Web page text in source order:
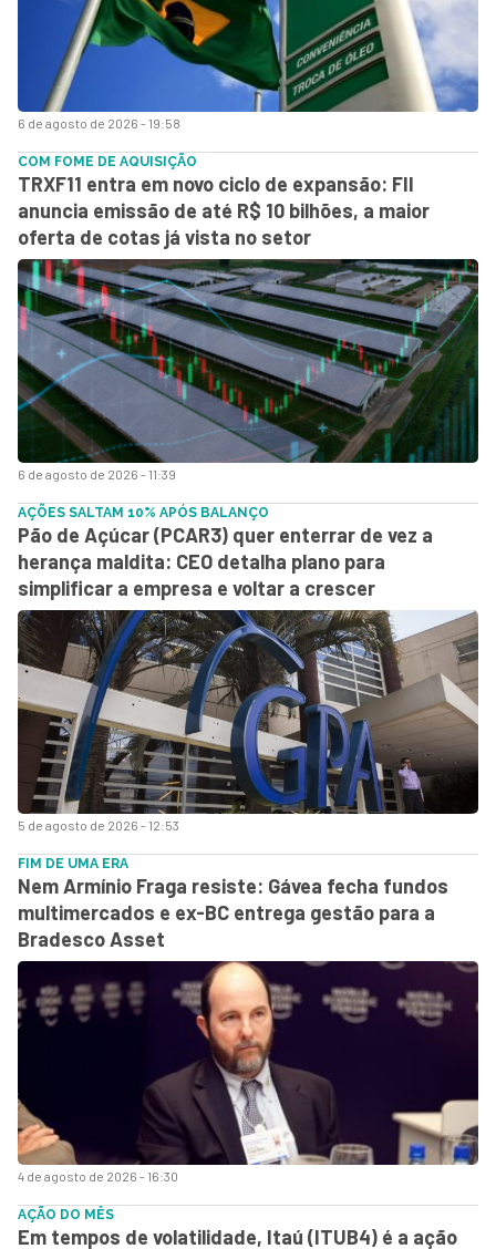
6 de agosto de 2026 - 19:58
6 de agosto de 2026 - 11:39
COM FOME DE AQUISIÇÃO
TRXF11 entra em novo ciclo de expansão: FII
anuncia emissão de até R$ 10 bilhões, a maior
oferta de cotas já vista no setor
5 de agosto de 2026 - 12:53
AÇÕES SALTAM 10% APÓS BALANÇO
Pão de Açúcar (PCAR3) quer enterrar de vez a
herança maldita: CEO detalha plano para
simplificar a empresa e voltar a crescer
4 de agosto de 2026 - 16:30
FIM DE UMA ERA
Nem Armínio Fraga resiste: Gávea fecha fundos
multimercados e ex-BC entrega gestão para a
Bradesco Asset
AÇÃO DO MÊS
Em tempos de volatilidade, Itaú (ITUB4) é a ação